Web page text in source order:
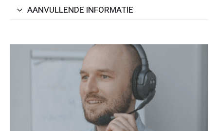
AANVULLENDE INFORMATIE